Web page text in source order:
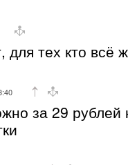
тех кто всё
за 29 рублей